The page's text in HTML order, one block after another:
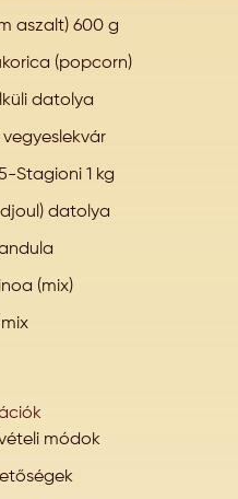
aszalt) 600 g
(popcorn)
datolya
Stagioni 1 kg
datolya
(mix)
módok